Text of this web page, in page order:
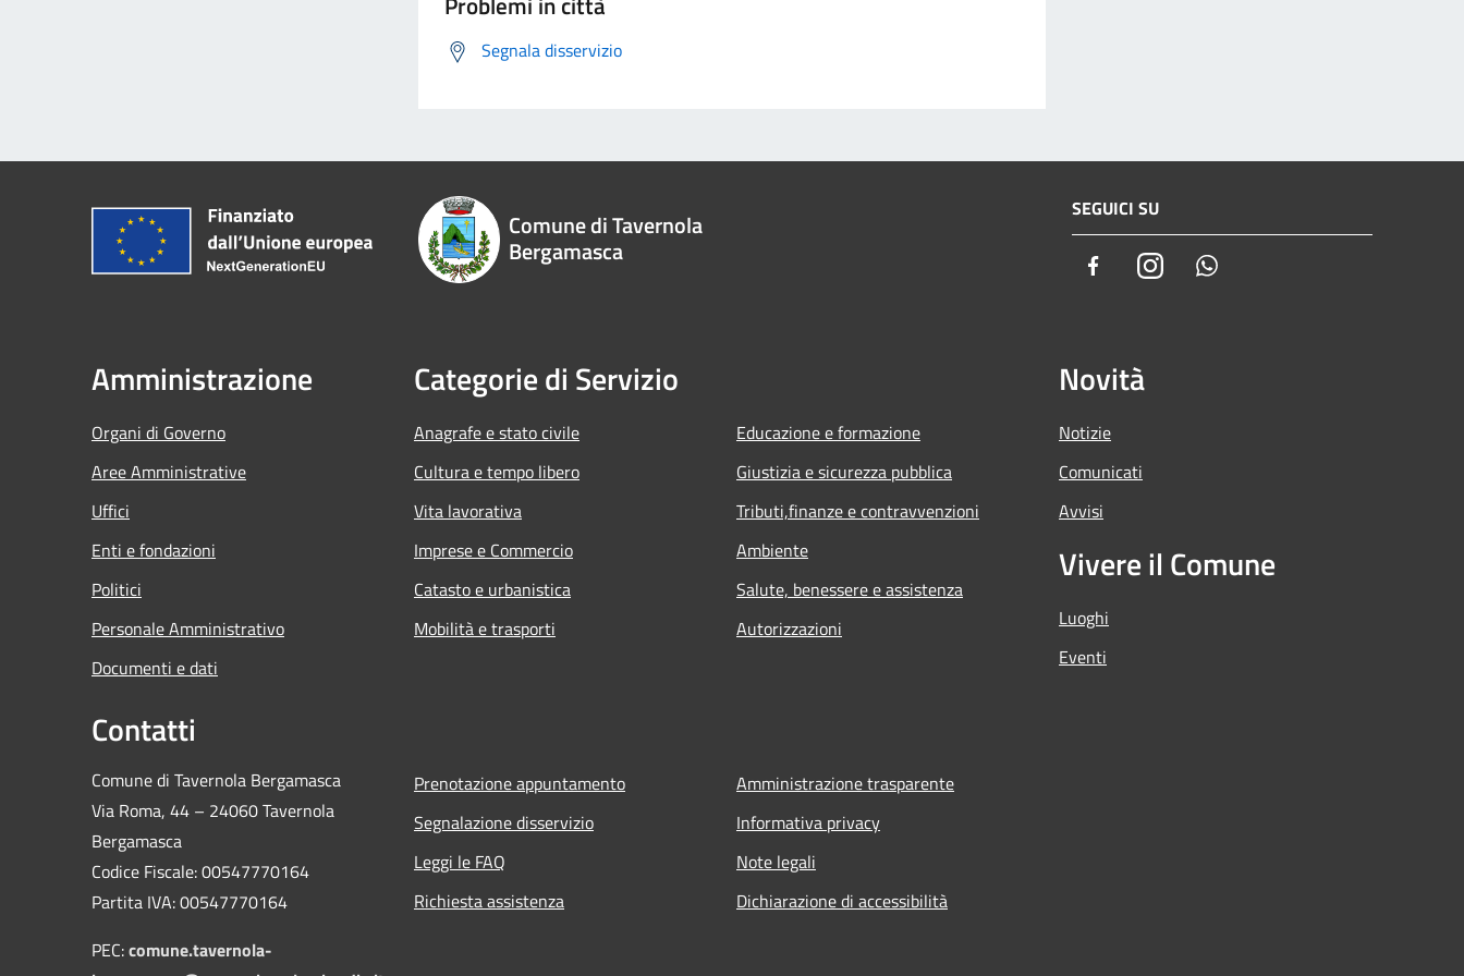
Segnala disservizio
Comune di Tavernola
Bergamasca
SEGUICI SU
FacebookInstagram
Amministrazione
Organi di Governo
Aree Amministrative
Uffici
Enti e fondazioni
Politici
Personale Amministrativo
Documenti e dati
Categorie di Servizio
Anagrafe e stato civile
Cultura e tempo libero
Vita lavorativa
Imprese e Commercio
Catasto e urbanistica
Mobilità e trasporti
Educazione e formazione
Giustizia e sicurezza pubblica
Tributi,finanze e contravvenzioni
Ambiente
Salute, benessere e assistenza
Autorizzazioni
Novità
Notizie
Comunicati
Avvisi
Vivere il Comune
Luoghi
Eventi
Contatti
Comune di Tavernola Bergamasca
Via Roma, 44 – 24060 Tavernola
Bergamasca
Codice Fiscale: 00547770164
Partita IVA: 00547770164
PEC:comune.tavernola-
Prenotazione appuntamento
Segnalazione disservizio
Leggi le FAQ
Richiesta assistenza
Amministrazione trasparente
Informativa privacy
Note legali
Dichiarazione di accessibilità